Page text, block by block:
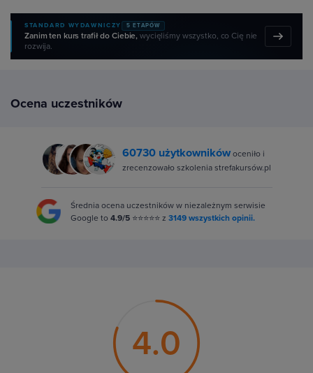
STANDARD WYDAWNICZY 5 ETAPÓW
Zanim ten kurs trafił do Ciebie,wycięliśmy wszystko, co Cię nie
rozwija.
Ocena uczestników
60730 użytkownikówoceniło i
zrecenzowało szkolenia strefakursów.pl
Średnia ocena uczestników w niezależnym serwisie
Google to 4.9/5 ⭐⭐⭐⭐⭐ z 3149 wszystkich opinii.
4.0